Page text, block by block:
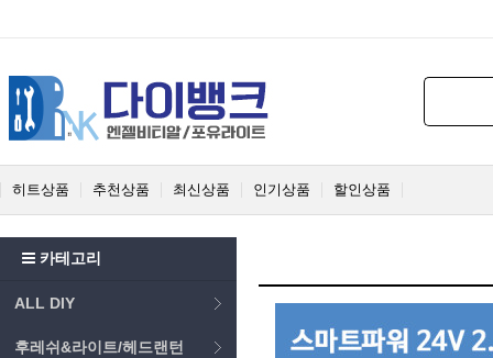
히트상품 추천상품 최신상품 인기상품 할인상품
카테고리
ALL DIY
후레쉬&라이트/헤드랜턴